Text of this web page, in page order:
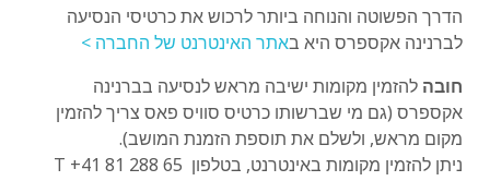
הדרך הפשוטה והנוחה ביותר לרכוש את כרטיסי הנסיעה
לברנינה אקספרס היא באתר האינטרנט של החברה >
חובה להזמין מקומות ישיבה מראש לנסיעה בברנינה
אקספרס (גם מי שברשותו כרטיס סוויס פאס צריך להזמין
מקום מראש, ולשלם את תוספת הזמנת המושב).
ניתן להזמין מקומות באינטרנט, בטלפון T +41 81 288 65